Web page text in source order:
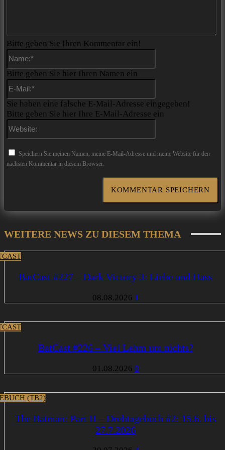
Bitte geben Sie Ihren Kommentar ein!
Bitte geben Sie hier Ihren Namen ein
Sie haben eine falsche E-Mail-Adresse eingegeben!
Bitte geben Sie hier Ihre E-Mail-Adresse ein
Speichern Sie meinen Namen, meine E-Mail-Adresse und meine Website für den
nächsten Kommentar in diesem Browser.
WEITERE NEWS ZU DIESEM THEMA
BatCast #227 – Dark Victory 3: Liebe und Hass
08.08.2026 1
BatCast #226 – Viel Lehm um nichts?
01.08.2026 0
(TB2)
The Batman: Part II – Drehtagebuch #2: 15.6. bis
27.7.2026